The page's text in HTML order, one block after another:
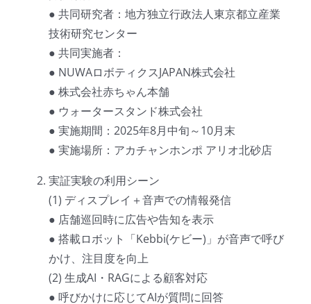
● 共同研究者：地方独立行政法人東京都立産業
技術研究センター
● 共同実施者：
● NUWAロボティクスJAPAN株式会社
● 株式会社赤ちゃん本舗
● ウォータースタンド株式会社
● 実施期間：2025年8月中旬～10月末
● 実施場所：アカチャンホンポ アリオ北砂店
実証実験の利用シーン
(1) ディスプレイ＋音声での情報発信
● 店舗巡回時に広告や告知を表示
● 搭載ロボット「Kebbi(ケビー)」が音声で呼び
かけ、注目度を向上
(2) 生成AI・RAGによる顧客対応
● 呼びかけに応じてAIが質問に回答